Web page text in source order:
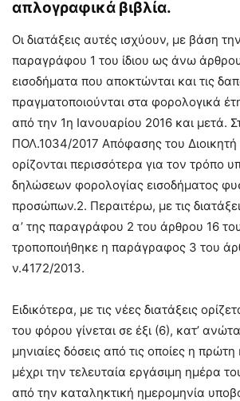
απλογραφικά βιβλία.
Οι διατάξεις αυτές ισχύουν, με βάση
παραγράφου 1 του ίδιου ως άνω
εισοδήματα που αποκτώνται και τις
πραγματοποιούνται στα φορολογικά
από την 1η Ιανουαρίου 2016 και μετά.
ΠΟΛ.1034/2017 Απόφασης του
ορίζονται περισσότερα για τον τρόπο
δηλώσεων φορολογίας εισοδήματος
προσώπων.2. Περαιτέρω, με τις
α’ της παραγράφου 2 του άρθρου 16
τροποποιήθηκε η παράγραφος 3 του
ν.4172/2013.
Ειδικότερα, με τις νέες διατάξεις
του φόρου γίνεται σε έξι (6), κατ’
μηνιαίες δόσεις από τις οποίες η
μέχρι την τελευταία εργάσιμη ημέρα
από την καταληκτική ημερομηνία